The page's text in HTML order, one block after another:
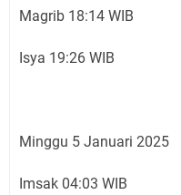
Magrib 18:14 WIB
Isya 19:26 WIB
Minggu 5 Januari 2025
Imsak 04:03 WIB